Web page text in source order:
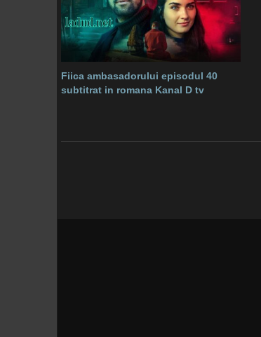
Fiica ambasadorului episodul 40
subtitrat in romana Kanal D tv